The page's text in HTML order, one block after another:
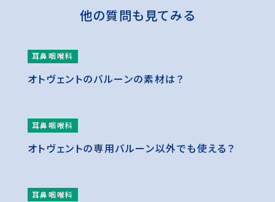
他の質問も見てみる
耳鼻咽喉科
オトヴェントのバルーンの素材は？
耳鼻咽喉科
オトヴェントの専用バルーン以外でも使える？
耳鼻咽喉科